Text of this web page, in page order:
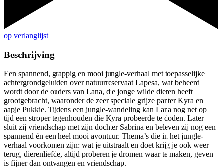
op verlanglijst
Beschrijving
Een spannend, grappig en mooi jungle-verhaal met toepasselijke
achtergrondgeluiden over natuurreservaat Lapesa, wat beheerd
wordt door de ouders van Lana, die jonge wilde dieren heeft
grootgebracht, waaronder de zeer speciale grijze panter Kyra en
aapje Pukkie. Tijdens een jungle-wandeling kan Lana nog net op
tijd een stroper tegenhouden die Kyra probeerde te doden. Later
sluit zij vriendschap met zijn dochter Sabrina en beleven zij nog een
spannend én een heel mooi avontuur. Thema’s die in het jungle-
verhaal voorkomen zijn: wat je uitstraalt en doet krijg je ook weer
terug, dierenliefde, altijd proberen je dromen waar te maken, geven
is fijner dan ontvangen en vriendschap.